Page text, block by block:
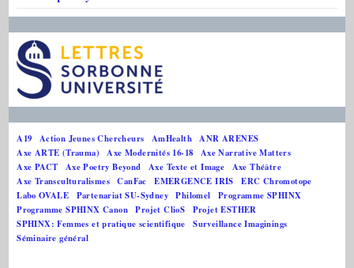
A19 Action Jeunes Chercheurs AmHealth ANR ARENES
Axe ARTE (Trauma)
Axe Modernités 16-18
Axe Narrative Matters
Axe PACT
Axe Poetry Beyond Axe Texte et Image
Axe Théâtre
Axe Transculturalismes CanFac EMERGENCE IRIS
ERC Chromotope
Labo OVALE
Partenariat SU-Sydney Philomel
Programme SPHINX
Programme SPHINX Canon Projet ClioS
Projet ESTHER
SPHINX: Femmes et pratique scientifique
Surveillance Imaginings
Séminaire général